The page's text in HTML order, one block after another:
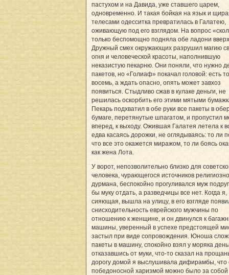
пастухом и на Давида, уже ставшего царем,
одновременно. И такая бойкая на язык и
телесами одесситка превратилась в Галатею,
оживающую под его взглядом. На вопрос
только беспомощно подняла обе ладони
Дружный смех окружающих разрушил магию
огня и человеческой красоты, наполнившую
неказистую пекарню. Они поняли, что нужно
пакетов, но «Голиаф» покачал головой: есть
восемь, а ждать опасно, опять может завхоз
появиться. Стыдливо сжав в кулаке деньги, не
решилась оскорбить его этими мятыми
Пекарь подхватил в обе руки все пакеты в
бумаге, перетянутые шпагатом, и пропустил
вперед, к выходу. Ожившая Галатея летела к
едва касаясь дорожки, не оглядываясь: то ли
что все это окажется миражом, то ли боясь
как жена Лота.
У ворот, непозволительно близко для
человека, чурающегося источников
дурмана, беспокойно прогуливался муж
бы муку отдать, а разведчицы все нет. Когда я,
сияющая, вышла на улицу, в его взгляде
снисходительность еврейского мужчины по
отношению к женщине, и он двинулся к
машины, уверенный в успехе предстоящей
застыл при виде сопровождения. Юноша
пакеты в машину, спокойно взял у моряка
отказавшись от муки, что-то сказал на
дорогу домой я выслушивала дифирамбы, что
победоносной харизмой можно было за